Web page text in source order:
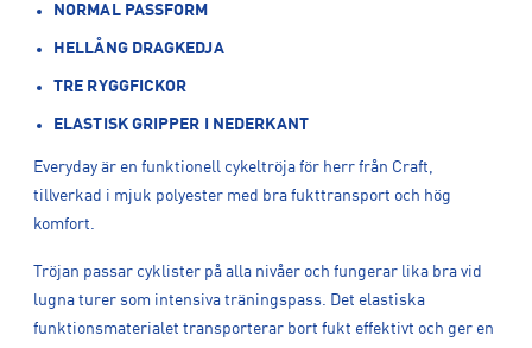
NORMAL PASSFORM
HELLÅNG DRAGKEDJA
TRE RYGGFICKOR
ELASTISK GRIPPER I NEDERKANT
Everyday är en funktionell cykeltröja för herr från Craft,
tillverkad i mjuk polyester med bra fukttransport och hög
komfort.
Tröjan passar cyklister på alla nivåer och fungerar lika bra vid
lugna turer som intensiva träningspass. Det elastiska
funktionsmaterialet transporterar bort fukt effektivt och ger en